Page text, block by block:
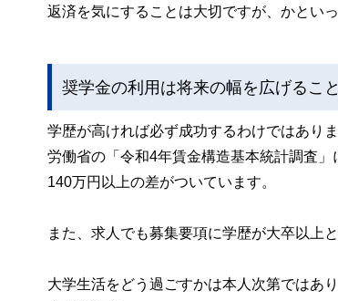
返済を気にすることは大切ですが、かとい
奨学金の利用は将来の幅を広げるこ
学歴が高ければ必ず成功するわけではあり
労働省の「令和4年賃金構造基本統計調査
140万円以上の差がついています。
また、求人でも募集要項に学歴が大卒以上
大学生活をどう過ごすかは本人次第ではあ